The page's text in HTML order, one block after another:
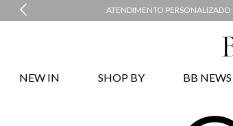
ATENDIMENTO PERSONALIZADO
NEW IN SHOP BY BB NEWS